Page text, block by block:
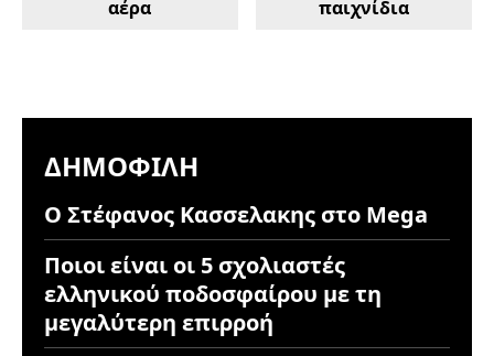
αέρα
παιχνίδια
ΔΗΜΟΦΙΛΉ
Ο Στέφανος Κασσελακης στο Mega
Ποιοι είναι οι 5 σχολιαστές
ελληνικού ποδοσφαίρου με τη
μεγαλύτερη επιρροή